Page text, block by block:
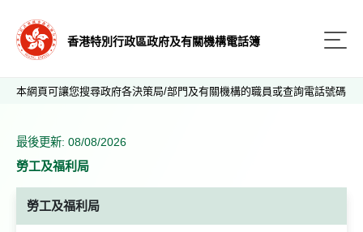
香港特別行政區政府及有關機構電話簿
本網頁可讓您搜尋政府各決策局/部門及有關機構的職員或查詢電話號碼
最後更新: 08/08/2026
勞工及福利局
勞工及福利局